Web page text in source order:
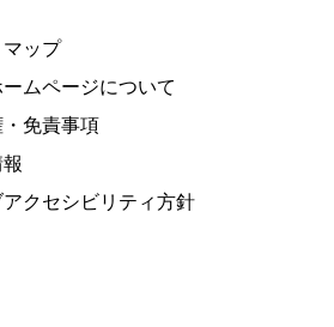
ップ
ームページについて
免責事項
アクセシビリティ方針